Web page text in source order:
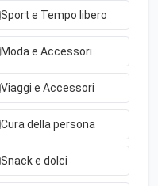
Sport e Tempo libero
Moda e Accessori
Viaggi e Accessori
Cura della persona
Snack e dolci